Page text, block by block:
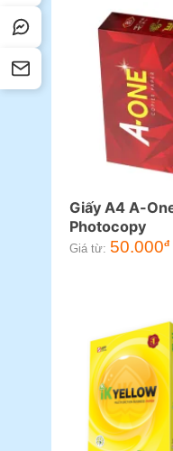
Giấy A4 A-
Photocopy
Giá từ: 50.000đ